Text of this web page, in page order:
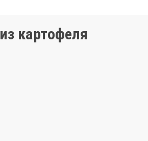
картофеля